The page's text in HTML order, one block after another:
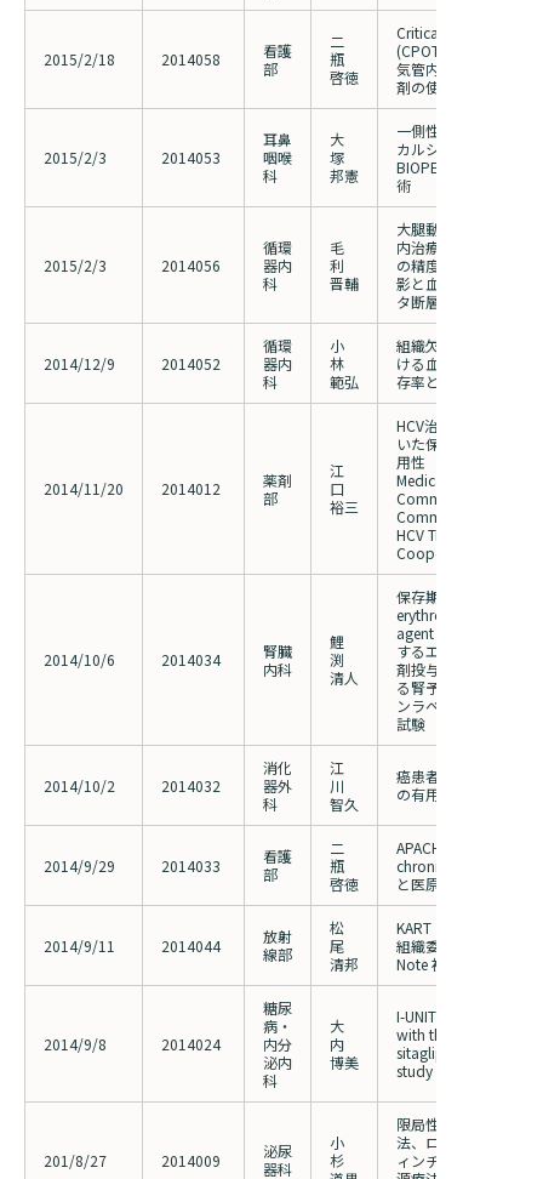
2015/2/18 2014058
看護
部
二
瓶
啓徳
Critical-Care Pain
(CPOT) 導入前後の内
気管内挿管患者にお
剤の使用量の変化
2015/2/3 2014053
耳鼻
咽喉
科
大
塚
邦憲
一側性反回神経麻痺
カルシウムペースト
BIOPEXR－R）を用
術
2015/2/3 2014056
循環
器内
科
毛
利
晋輔
大腿動脈および膝窩
内治療時における定
の精度に関する検討
影と血管内超音波お
タ断層撮影との比較
2014/12/9 2014052
循環
器内
科
小
林
範弘
組織欠損を伴う重症
ける血管内治療の膝
存率と傷治癒との関
2014/11/20 2014012
薬剤
部
江
口
裕三
HCV治療における地
いた保険薬局の薬歴
用性
Medication History
Community
Community
HCV Treatment
Cooperation
2014/10/6 2014034
腎臓
内科
鯉
渕
清人
保存期慢性腎臓病の
erythropoiesis
agent 低反応性腎性
するエポエチン ベ
剤投与時の維持ヘモ
る腎予後の評価多施
ンラベル、ランダム
試験
2014/10/2 2014032
消化
器外
科
江
川
智久
癌患者の倦怠感にお
の有用性の検討
2014/9/29 2014033
看護
部
二
瓶
啓徳
APACHE(acute
chronic health
と医原性皮膚障害の
2014/9/11 2014044
放射
線部
松
尾
清邦
KART（神奈川県放
組織委員会 LungCT
Note 初級編
2014/9/8 2014024
糖尿
病・
内分
泌内
科
大
内
博美
I-UNITE Study Insulin
with the DPPP-4
sitagliptin for
study
201/8/27 2014009
泌尿
器科
小
杉
限局性前立腺癌に対
法、ロボット支援前
ィンチ、サイバーナ